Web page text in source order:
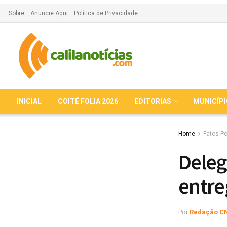
Sobre Anuncie Aqui Política de Privacidade
INICIAL COITÉ FOLIA 2026 EDITORIAS
Home Fatos
Por Redação